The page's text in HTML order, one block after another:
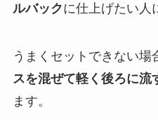
ルバックに仕上げたい人
うまくセットできない場
スを混ぜて軽く後ろに流
ます。